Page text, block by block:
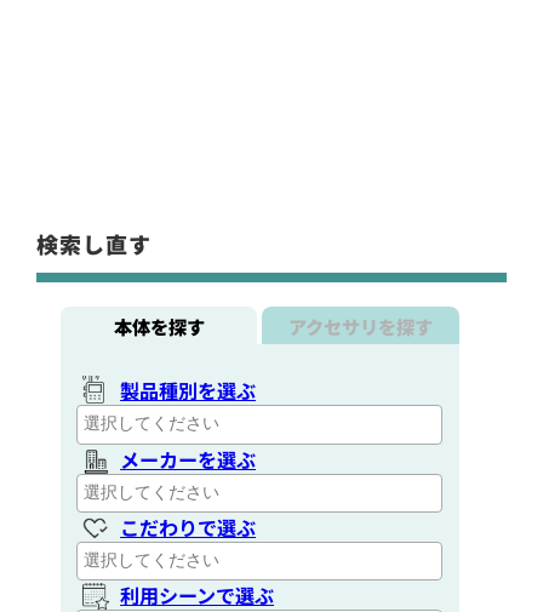
検索し直す
本体を探す アクセサリを探す
製品種別を選ぶ
メーカーを選ぶ
こだわりで選ぶ
利用シーンで選ぶ